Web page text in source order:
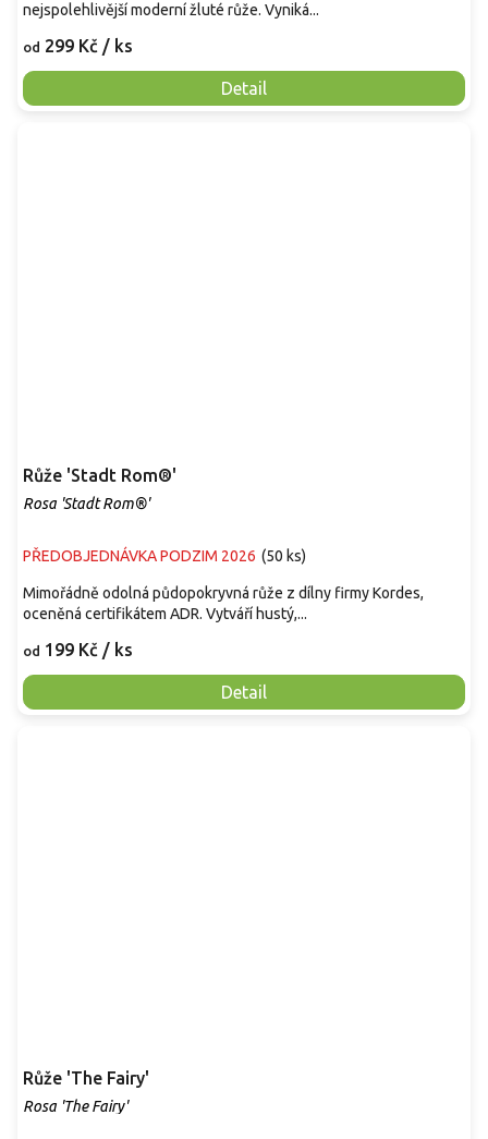
od 299 Kč / ks
Detail
nejspolehlivější moderní žluté růže. Vyniká...
Růže 'Stadt Rom®'
Rosa 'Stadt Rom®'
PŘEDOBJEDNÁVKA PODZIM 2026 (50 ks)
od 199 Kč / ks
Detail
Mimořádně odolná půdopokryvná růže z dílny firmy Kordes,
oceněná certifikátem ADR. Vytváří hustý,...
Růže 'The Fairy'
Rosa 'The Fairy'